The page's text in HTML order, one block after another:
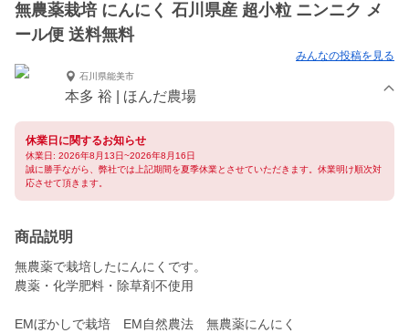
無農薬栽培 にんにく 石川県産 超小粒 ニンニク メ
ール便 送料無料
みんなの投稿を見る
石川県能美市
本多 裕 | ほんだ農場
休業日に関するお知らせ
休業日: 2026年8月13日~2026年8月16日
誠に勝手ながら、弊社では上記期間を夏季休業とさせていただきます。休業明け順次対
応させて頂きます。
商品説明
無農薬で栽培したにんにくです。
農薬・化学肥料・除草剤不使用
EMぼかしで栽培 EM自然農法 無農薬にんにく